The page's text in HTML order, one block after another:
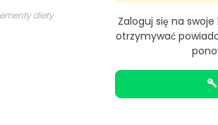
Zaloguj się na
otrzymywać
diety